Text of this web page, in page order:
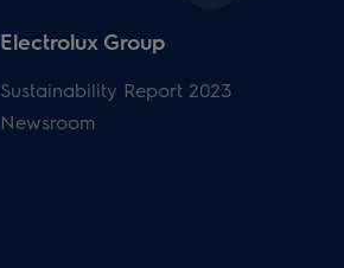
Electrolux Group
Sustainability Report 2023
Newsroom